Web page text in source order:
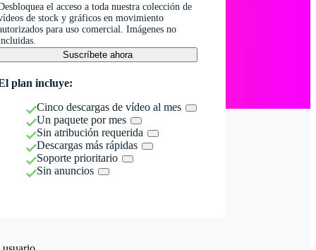
el acceso a toda nuestra colección de
de stock y gráficos en movimiento
para uso comercial. Imágenes no
Suscríbete ahora
plan incluye:
Cinco descargas de vídeo al mes
Un paquete por mes
Sin atribución requerida
Descargas más rápidas
Soporte prioritario
Sin anuncios